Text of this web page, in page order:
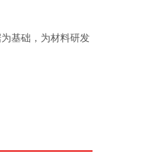
基础，为材料研发